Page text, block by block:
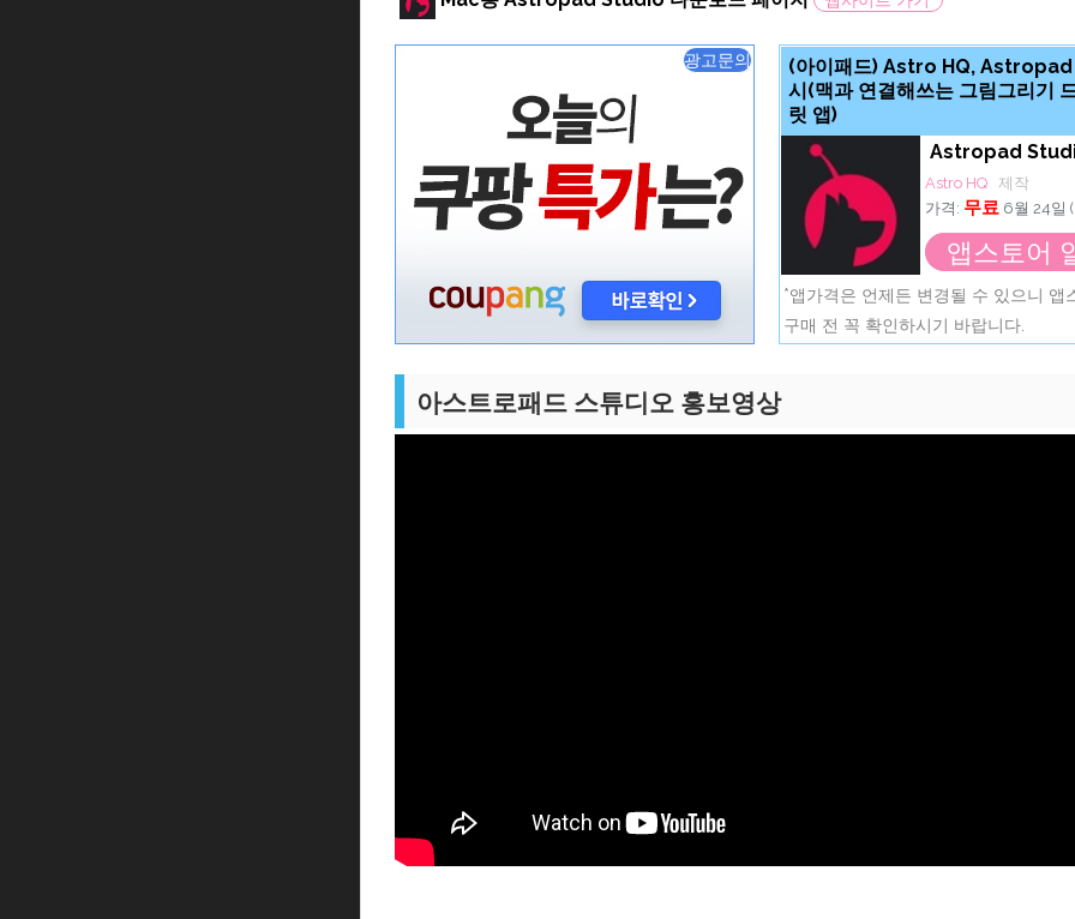
(아이패드) Astro HQ,
시(맥과 연결해쓰는 그림그리기
릿 앱)
Astropad
Astro HQ 제작
가격: 무료 6월 24일
앱스토어
*앱가격은 언제든 변경될 수 있으니 앱
구매 전 꼭 확인하시기 바랍니다.
광고문의
아스트로패드 스튜디오 홍보영상